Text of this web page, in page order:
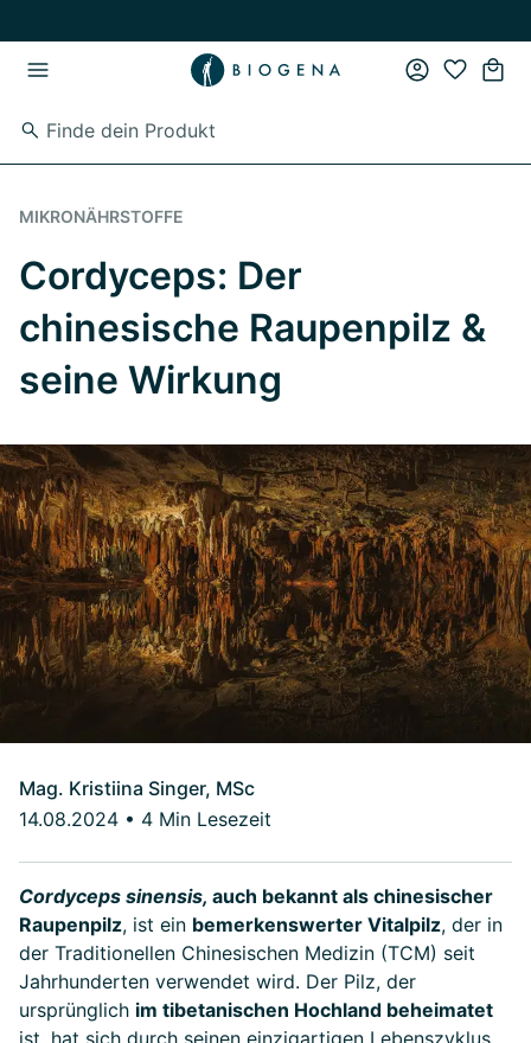
MIKRONÄHRSTOFFE
Cordyceps: Der
chinesische Raupenpilz &
seine Wirkung
Mag. Kristiina Singer, MSc
14.08.2024 • 4 Min Lesezeit
Cordyceps sinensis, auch bekannt als chinesischer
Raupenpilz, ist ein bemerkenswerter Vitalpilz, der in
der Traditionellen Chinesischen Medizin (TCM) seit
Jahrhunderten verwendet wird. Der Pilz, der
ursprünglich im tibetanischen Hochland beheimatet
ist, hat sich durch seinen einzigartigen Lebenszyklus